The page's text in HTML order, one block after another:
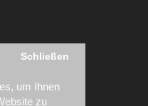
um Ihnen
zu
Schließen